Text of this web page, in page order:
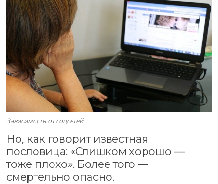
Зависимость от соцсетей
Но, как говорит известная
пословица: «Слишком хорошо —
тоже плохо». Более того —
смертельно опасно.